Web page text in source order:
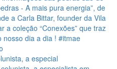
a especial